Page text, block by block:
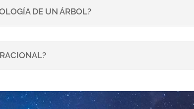
DE UN ÁRBOL?